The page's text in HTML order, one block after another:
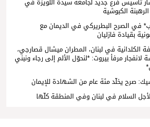
الكبوشية
في الصرح البطريركي في الديمان مع
بقيادة فازليان
الكلدانية في لبنان، المطران ميشال قصارجي،
مرفأ بيروت: *لنحوّل الألم إلى رجاء ونبني
صرح يخلّد مئة عام من الشهادة للإيمان
السلام في لبنان وفي المنطقة كلّها